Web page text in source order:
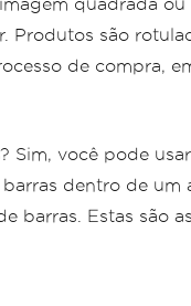
// After
myBarcode.
// Save our
var
quadrada
são
de compra,
você pode
dentro de
barras. Estas são